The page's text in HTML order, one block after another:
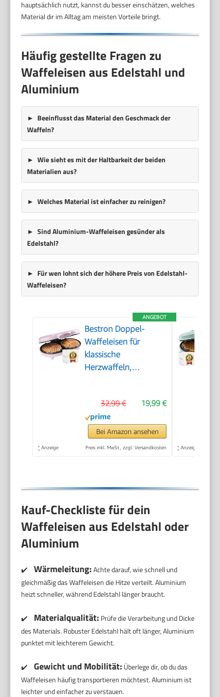
hauptsächlich nutzt, kannst du besser einschätzen, welches
Material dir im Alltag am meisten Vorteile bringt.
Häufig gestellte Fragen zu
Waffeleisen aus Edelstahl und
Aluminium
Beeinflusst das Material den Geschmack der
Waffeln?
Wie sieht es mit der Haltbarkeit der beiden
Materialien aus?
Welches Material ist einfacher zu reinigen?
Sind Aluminium-Waffeleisen gesünder als
Edelstahl?
Für wen lohnt sich der höhere Preis von Edelstahl-
Waffeleisen?
ANGEBOT
Bestron Doppel-
Waffeleisen für
klassische
Herzwaffeln,
Antihaftbeschichtung,
ideal für
Kindergeburtstage,
Ostern &
19,99 €
32,99 €
Bei Amazon ansehen
* Anzeige Preis inkl. MwSt., zzgl. Versandkosten * Anzeige
Kauf-Checkliste für dein
Waffeleisen aus Edelstahl oder
Aluminium
✔️ Wärmeleitung:Achte darauf, wie schnell und
gleichmäßig das Waffeleisen die Hitze verteilt. Aluminium
heizt schneller, während Edelstahl länger braucht.
✔️ Materialqualität: Prüfe die Verarbeitung und Dicke
des Materials. Robuster Edelstahl hält oft länger, Aluminium
punktet mit leichterem Gewicht.
✔️ Gewicht und Mobilität: Überlege dir, ob du das
Waffeleisen häufig transportieren möchtest. Aluminium ist
leichter und einfacher zu verstauen.